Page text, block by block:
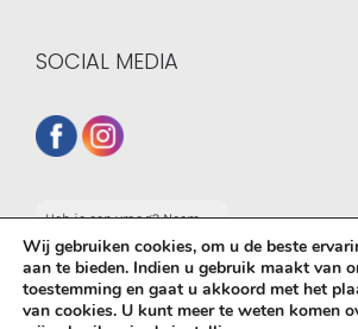
SOCIAL MEDIA
© Copyright 2026 De Babyboetiek |
Heb je een vraag? Neem
dan gerust contact op
met onze whatsapp
service!
Wij gebruiken cookies, om u de beste
aan te bieden. Indien u gebruik maakt van
toestemming en gaat u akkoord met het
van cookies. U kunt meer te weten komen